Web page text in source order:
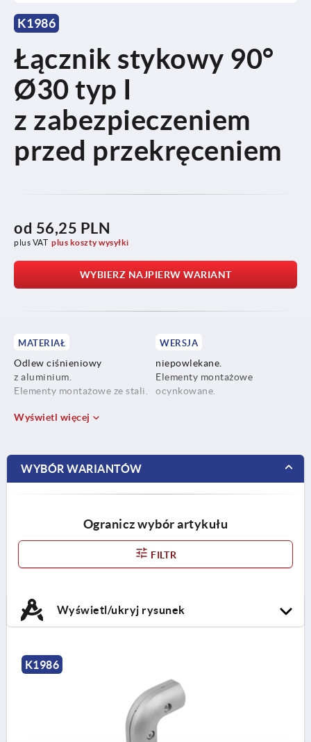
K1986
Łącznik stykowy 90°
Ø30 typ I
z zabezpieczeniem
przed przekręceniem
od 56,25 PLN
plus VAT plus koszty wysyłki
WYBIERZ NAJPIERW WARIANT
MATERIAŁ
Odlew ciśnieniowy
z aluminium.
Elementy montażowe ze stali.
WERSJA
niepowlekane.
Elementy montażowe
ocynkowane.
Wyświetl więcej
WYBÓR WARIANTÓW
Ogranicz wybór artykułu
FILTR
Wyświetl/ukryj rysunek
K1986